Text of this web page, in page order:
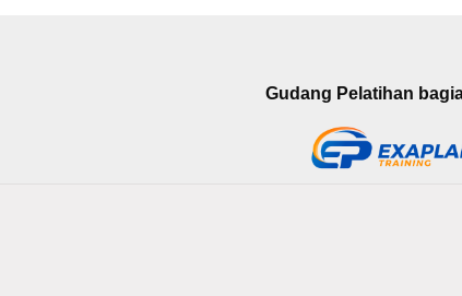
Gudang Pelatihan